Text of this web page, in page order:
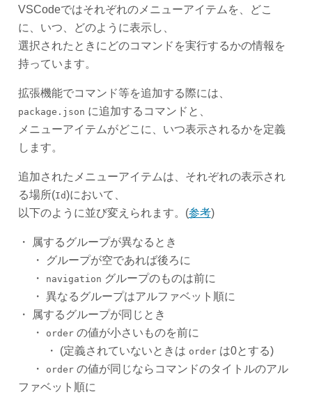
VSCodeではそれぞれのメニューアイテムを、どこ
に、いつ、どのように表示し、
選択されたときにどのコマンドを実行するかの情報を
持っています。
拡張機能でコマンド等を追加する際には、
package.json に追加するコマンドと、
メニューアイテムがどこに、いつ表示されるかを定義
します。
追加されたメニューアイテムは、それぞれの表示され
る場所(Id)において、
以下のように並び変えられます。(参考)
・ 属するグループが異なるとき
・ グループが空であれば後ろに
・
navigation グループのものは前に
・ 異なるグループはアルファベット順に
・ 属するグループが同じとき
・
orderの値が小さいものを前に
・ (定義されていないときは orderは0とする)
・
orderの値が同じならコマンドのタイトルのアル
ファベット順に